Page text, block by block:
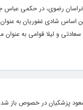
رضوی، در حکمی عباس
اساس شادی غفوریان به
و لیلا قوامی به
پزشکیان در خصوص باز